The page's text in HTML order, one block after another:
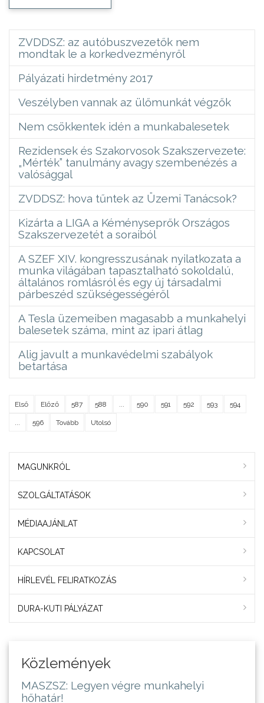
ZVDDSZ: az autóbuszvezetők nem
mondtak le a korkedvezményről
Pályázati hirdetmény 2017
Veszélyben vannak az ülőmunkát végzők
Nem csökkentek idén a munkabalesetek
Rezidensek és Szakorvosok Szakszervezete:
„Mérték” tanulmány avagy szembenézés a
valósággal
ZVDDSZ: hova tűntek az Üzemi Tanácsok?
Kizárta a LIGA a Kéményseprők Országos
Szakszervezetét a soraiból
A SZEF XIV. kongresszusának nyilatkozata a
munka világában tapasztalható sokoldalú,
általános romlásról és egy új társadalmi
párbeszéd szükségességéről
A Tesla üzemeiben magasabb a munkahelyi
balesetek száma, mint az ipari átlag
Alig javult a munkavédelmi szabályok
betartása
Első Előző 587 588 590 591 592 593 594
596 Tovább Utolsó
MAGUNKRÓL
SZOLGÁLTATÁSOK
MÉDIAAJÁNLAT
KAPCSOLAT
HÍRLEVÉL FELIRATKOZÁS
DURA-KUTI PÁLYÁZAT
Közlemények
MASZSZ: Legyen végre munkahelyi
hőhatár!